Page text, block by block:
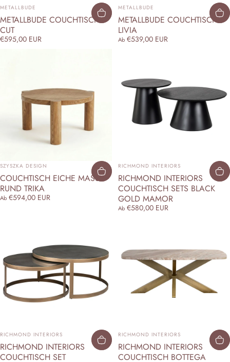
ANBIETER:
METALLBUDE
METALLBUDE COUCHTISCH
CUT
€595,00 EUR
ANBIETER:
METALLBUDE
METALLBUDE COUCHTISCH
LIVIA
Ab €539,00 EUR
ANBIETER:
SZYSZKA DESIGN
COUCHTISCH EICHE MASSIV
RUND TRIKA
Ab €594,00 EUR
ANBIETER:
RICHMOND INTERIORS
RICHMOND INTERIORS
COUCHTISCH SETS BLACK
GOLD MAMOR
Ab €580,00 EUR
ANBIETER:
RICHMOND INTERIORS
RICHMOND INTERIORS
COUCHTISCH SET
ANBIETER:
RICHMOND INTERIORS
RICHMOND INTERIORS
COUCHTISCH BOTTEGA